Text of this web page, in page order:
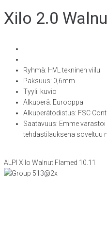
Xilo 2.0
Ryhmä: HVL tekninen viilu
Paksuus: 0,6mm
Tyyli: kuvio
Alkuperä: Eurooppa
Alkuperätodistus: FSC
Saatavuus: Emme
tehdastilauksena soveltuu
ALPI Xilo Walnut Flamed 10.11